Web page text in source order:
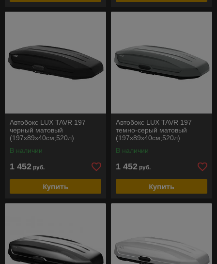
Автобокс LUX TAVR 197
черный матовый
(197х89х40см;520л)
В наличии
1 452 руб.
Купить
Автобокс LUX TAVR 197
темно-серый матовый
(197х89х40см;520л)
В наличии
1 452 руб.
Купить